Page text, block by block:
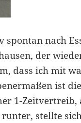
spontan nach
der
dass ich mit
ist
1-
stellte